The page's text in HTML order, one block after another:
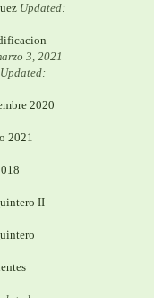
Updated:
3, 2021
Updated:
2020
2021
II